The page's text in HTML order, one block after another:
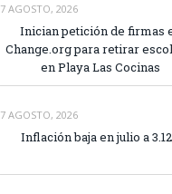
7 AGOSTO, 2026
Inician petición de firmas
Change.org para retirar
en Playa Las Cocinas
7 AGOSTO, 2026
Inflación baja en julio a